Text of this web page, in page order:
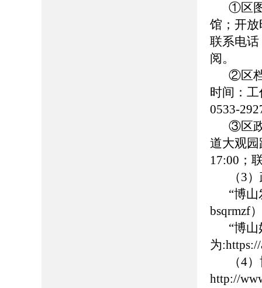
①区
馆；开
联系电话
阅。
②区
时间：
0533-
③区
道大观
17:00；
（3
“博
bsqrmzf
“博
为
（4
http://